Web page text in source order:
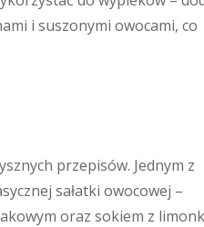
i suszonymi owocami, co
przepisów. Jednym z
sałatki owocowej –
oraz sokiem z